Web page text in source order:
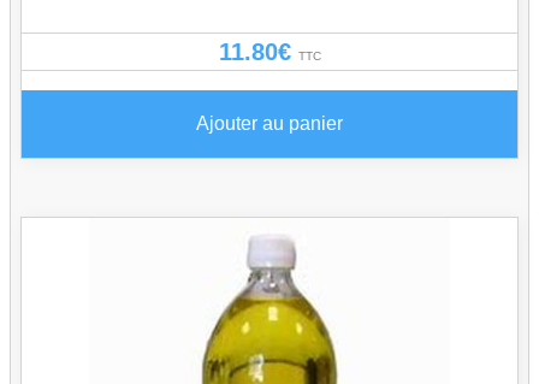
11.80€ TTC
Ajouter au panier